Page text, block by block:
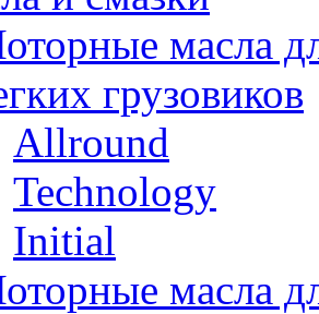
масла
грузовиков
Allround
Technology
Initial
масла